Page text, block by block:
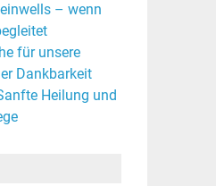
– wenn
für unsere
Dankbarkeit
Heilung und